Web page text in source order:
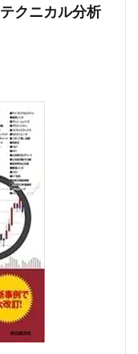
クニカル分析